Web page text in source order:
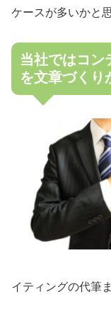
ケースが多いかと
当社ではコン
を文章づくり
イティングの代筆